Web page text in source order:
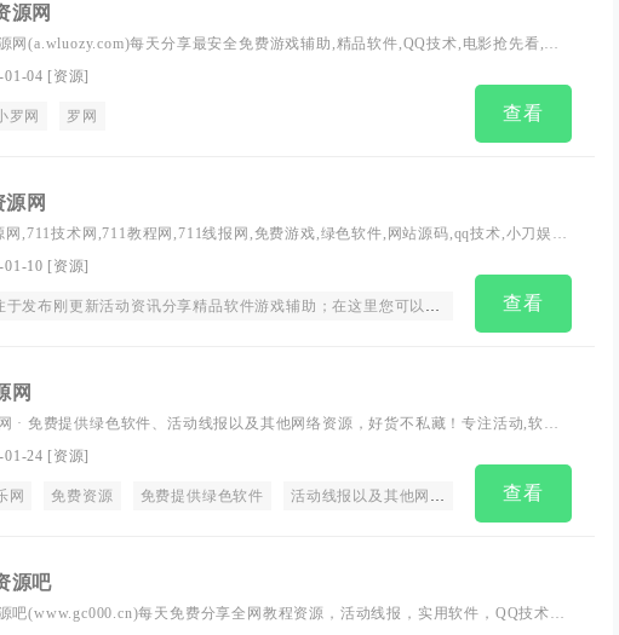
电脑软件 源码
源网
网(a.wluozy.com)每天分享最安全免费游戏辅助,精品软件,QQ技术,电影抢先看,网
程资源,活动线报,自学教程,脚本程序等资源平台
01-04 [资源]
罗网 罗网 查看
网
网,711技术网,711教程网,711线报网,免费游戏,绿色软件,网站源码,qq技术,小刀娱乐
01-10 [资源]
刚更新活动资讯分享精品软件游戏辅助；在这里您可以下载到各种日常所需要的软件 查看
网
· 免费提供绿色软件、活动线报以及其他网络资源，好货不私藏！专注活动,软件,
- 总之就是网络那些事。
01-24 [资源]
网 免费资源 免费提供绿色软件 活动线报以及其他网络资源 好货不私藏
查看
源吧
吧(www.gc000.cn)每天免费分享全网教程资源，活动线报，实用软件，QQ技术等